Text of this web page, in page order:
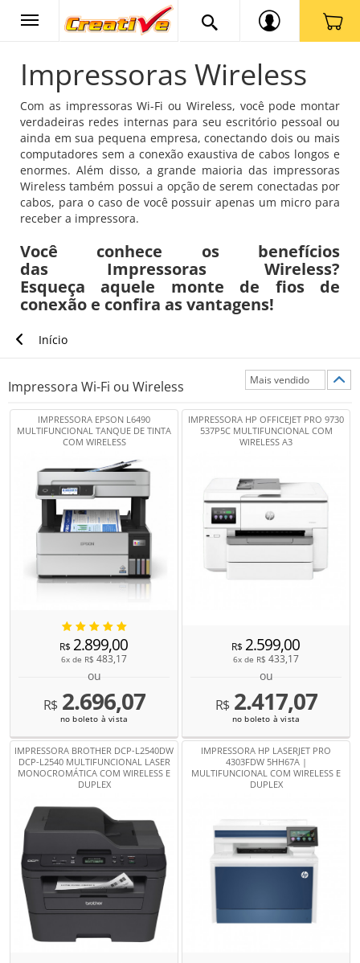
Impressoras Wireless
Com as impressoras Wi-Fi ou Wireless, você pode montar
verdadeiras redes internas para seu escritório pessoal ou
ainda em sua pequena empresa, conectando dois ou mais
computadores sem a conexão exaustiva de cabos longos e
enormes. Além disso, a grande maioria das impressoras
Wireless também possui a opção de serem conectadas por
cabos, para o caso de você possuir apenas um micro para
receber a impressora.
Você conhece os benefícios
das Impressoras Wireless?
Esqueça aquele monte de fios de
conexão e confira as vantagens!
Início
Impressora Wi-Fi ou Wireless
IMPRESSORA EPSON L6490
MULTIFUNCIONAL TANQUE DE TINTA
COM WIRELESS
R$2.899,00
6x de R$ 483,17
ou
R$2.696,07
no boleto à vista
IMPRESSORA HP OFFICEJET PRO 9730
537P5C MULTIFUNCIONAL COM
WIRELESS A3
R$2.599,00
6x de R$ 433,17
ou
R$2.417,07
no boleto à vista
IMPRESSORA BROTHER DCP-L2540DW
DCP-L2540 MULTIFUNCIONAL LASER
MONOCROMÁTICA COM WIRELESS E
DUPLEX
IMPRESSORA HP LASERJET PRO
4303FDW 5HH67A |
MULTIFUNCIONAL COM WIRELESS E
DUPLEX